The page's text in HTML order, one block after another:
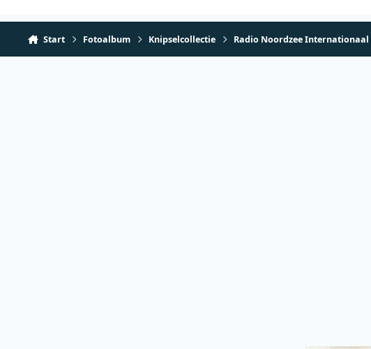
Start Fotoalbum Knipselcollectie Radio Noordzee Internationaal